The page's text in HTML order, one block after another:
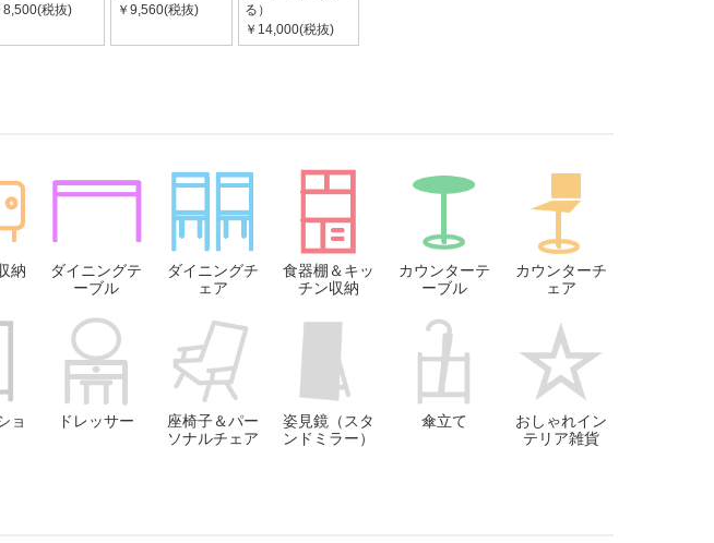
8,500(税抜)
￥9,560(税抜)
る）
￥14,000(税抜)
納
ダイニングテ
ーブル
ダイニングチ
ェア
食器棚＆キッ
チン収納
カウンターテ
ーブル
カウンターチ
ェア
ョ
ドレッサー
座椅子＆パー
ソナルチェア
姿見鏡（スタ
ンドミラー）
傘立て
おしゃれイン
テリア雑貨